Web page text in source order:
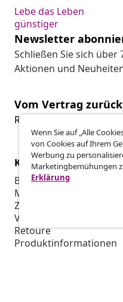
Lebe das Leben
günstiger
Newsletter
Schließen Sie sich
Aktionen und
Vom Vertrag
Reiche einen
Kundenservice
Bestellung verfolgen
Mein Konto
Zahlung
Versand & Lieferung
Retoure
Produktinformationen
Wenn Sie auf „Alle
von Cookies auf Ihrem
Werbung zu
Marketingbemühungen
Erklärung